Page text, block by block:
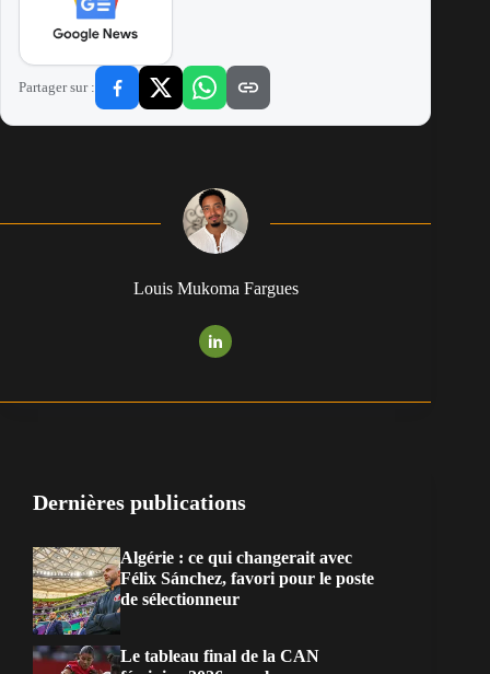
Partager sur :
Louis Mukoma Fargues
Dernières publications
Algérie : ce qui changerait avec
Félix Sánchez, favori pour le poste
de sélectionneur
Le tableau final de la CAN